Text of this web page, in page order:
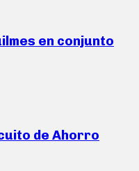
en conjunto
de Ahorro